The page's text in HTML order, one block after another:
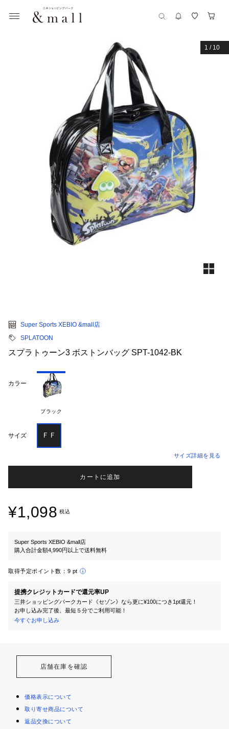
1 / 10
Super Sports XEBIO &mall店
SPLATOON
スプラトゥーン3 ボストンバッグ SPT-1042-BK
カラー
ブラック
サイズ ＦＦ
サイズ詳細を見る
カートに追加
¥1,098 税込
Super Sports XEBIO &mall店
購入合計金額4,990円以上で送料無料
取得予定ポイント数： 9 pt
提携クレジットカードで還元率UP
三井ショッピングパークカード《セゾン》なら更に¥100につき1pt還元！
お申し込み完了後、最短５分でご利用可能！
今すぐお申し込み
店舗在庫を確認
価格表示について
取り寄せ商品について
返品交換について